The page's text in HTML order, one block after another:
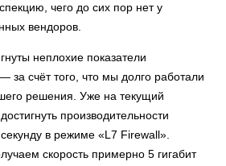
чего до сих пор нет у
вендоров.
неплохие показатели
за счёт того, что мы долго работали
решения. Уже на текущий
производительности
в режиме «L7 Firewall».
скорость примерно 5 гигабит